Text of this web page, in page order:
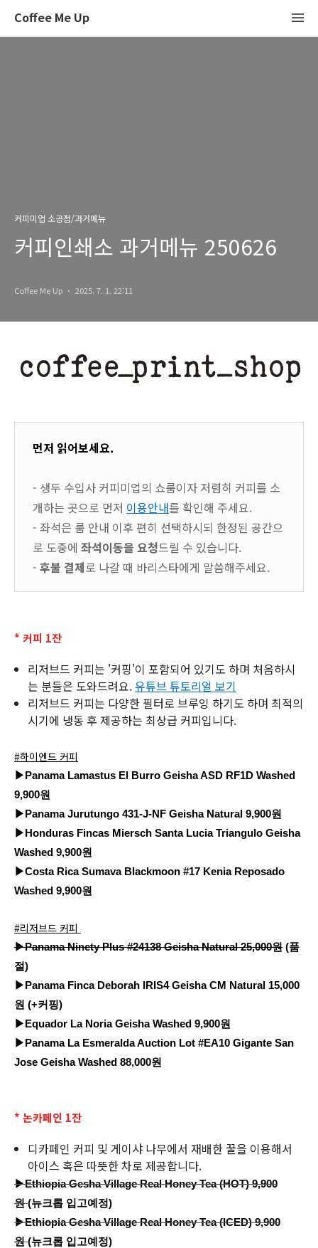
Coffee Me Up
커피미업 소공점/과거메뉴
커피인쇄소 과거메뉴 250626
Coffee Me Up 2025. 7. 1. 22:11
먼저 읽어보세요.
- 생두 수입사 커피미업의 쇼룸이자 저렴히 커피를 소
개하는 곳으로 먼저 이용안내를 확인해 주세요.
- 좌석은 룸 안내 이후 편히 선택하시되 한정된 공간으
로 도중에 좌석이동을 요청드릴 수 있습니다.
- 후불 결제로 나갈 때 바리스타에게 말씀해주세요.
* 커피 1잔
리저브드 커피는 '커핑'이 포함되어 있기도 하며 처음하시
는 분들은 도와드려요.유튜브 튜토리얼 보기
리저브드 커피는 다양한 필터로 브루잉 하기도 하며 최적의
시기에 냉동 후 제공하는 최상급 커피입니다.
#하이엔드 커피
▶Panama Lamastus El Burro Geisha ASD RF1D Washed
9,900원
▶Panama Jurutungo 431-J-NF Geisha Natural 9,900원
▶Honduras Fincas Miersch Santa Lucia Triangulo Geisha
Washed 9,900원
▶Costa Rica Sumava Blackmoon #17 Kenia Reposado
Washed 9,900원
#리저브드 커피
▶Panama Ninety Plus #24138 Geisha Natural 25,000원 (품
절)
▶Panama Finca Deborah IRIS4 Geisha CM Natural 15,000
원 (+커핑)
▶Equador La Noria Geisha Washed 9,900원
▶Panama La Esmeralda Auction Lot #EA10 Gigante San
Jose Geisha Washed 88,000원
* 논카페인 1잔
디카페인 커피 및 게이샤 나무에서 재배한 꿀을 이용해서
아이스 혹은 따뜻한 차로 제공합니다.
▶Ethiopia Gesha Village Real Honey Tea (HOT) 9,900
원 (뉴크롭 입고예정)
▶Ethiopia Gesha Village Real Honey Tea (ICED) 9,900
원 (뉴크롭 입고예정)